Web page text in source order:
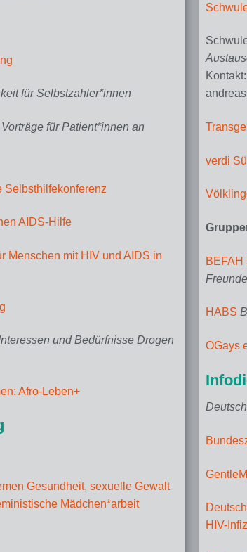
für Selbstzahler*innen
für Patient*innen an
Selbsthilfekonferenz
AIDS-Hilfe
Menschen mit HIV und AIDS in
und Bedürfnisse Drogen
Afro-Leben+
Gesundheit, sexuelle Gewalt
Mädchen*arbeit
verdi
BEFAH
HABS
OGays
HIV-